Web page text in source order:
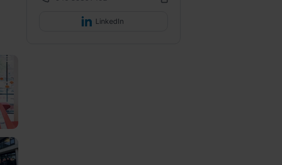
LinkedIn